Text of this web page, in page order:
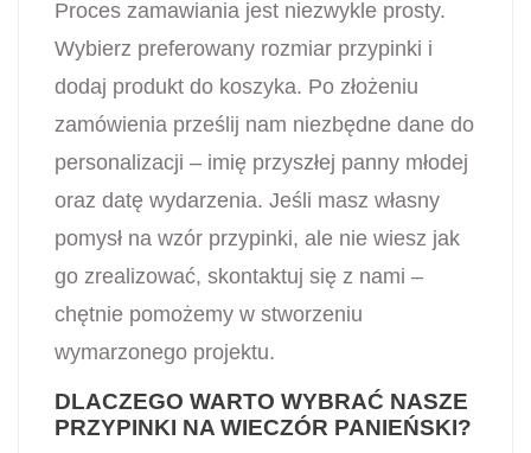
Proces zamawiania jest niezwykle prosty.
Wybierz preferowany rozmiar przypinki i
dodaj produkt do koszyka. Po złożeniu
zamówienia prześlij nam niezbędne dane do
personalizacji – imię przyszłej panny młodej
oraz datę wydarzenia. Jeśli masz własny
pomysł na wzór przypinki, ale nie wiesz jak
go zrealizować, skontaktuj się z nami –
chętnie pomożemy w stworzeniu
wymarzonego projektu.
DLACZEGO WARTO WYBRAĆ NASZE
PRZYPINKI NA WIECZÓR PANIEŃSKI?